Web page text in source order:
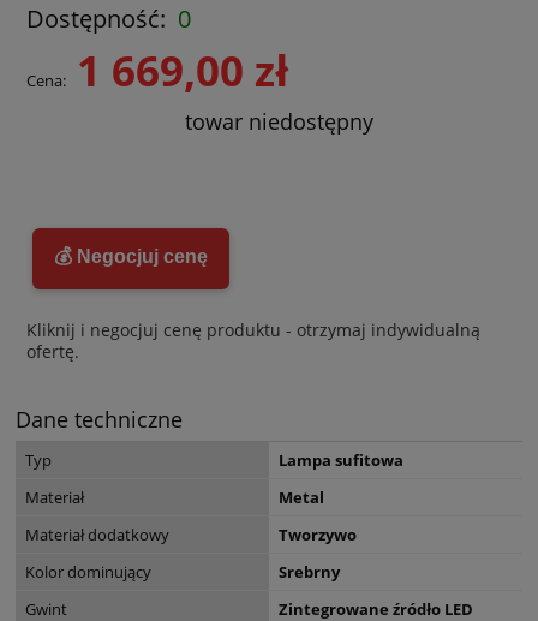
Dostępność: 0
Cena: 1 669,00 zł
towar niedostępny
💰 Negocjuj cenę
Kliknij i negocjuj cenę produktu - otrzymaj indywidualną
ofertę.
Dane techniczne
Typ
Lampa sufitowa
Materiał
Metal
Materiał dodatkowy
Tworzywo
Kolor dominujący
Srebrny
Gwint
Zintegrowane źródło LED